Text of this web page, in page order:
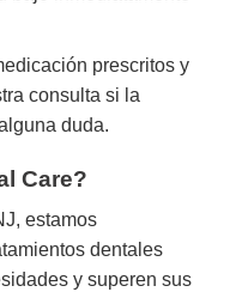
prescritos y
consulta si la
duda.
Care?
estamos
dentales
y superen sus